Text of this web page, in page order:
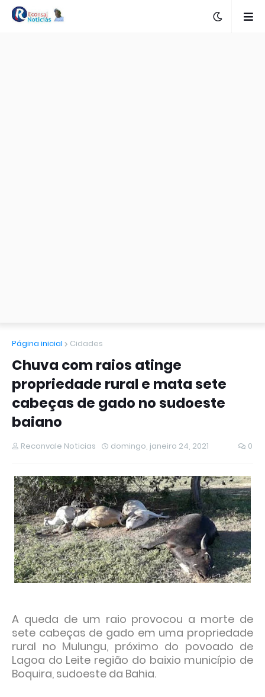
Página inicial Cidades
Chuva com raios atinge
propriedade rural e mata sete
cabeças de gado no sudoeste
baiano
Reconvale Noticias domingo, janeiro 24, 2021 0
A queda de um raio provocou a morte de
sete cabeças de gado em uma propriedade
rural no Mulungu, próximo do povoado de
Lagoa do Leite região do baixio município de
Boquira, sudoeste da Bahia.